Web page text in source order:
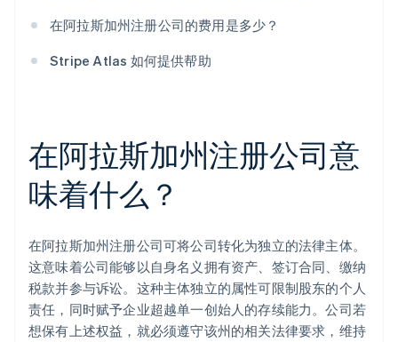
在阿拉斯加州注册公司的费用是多少？
Stripe Atlas 如何提供帮助
在阿拉斯加州注册公司意
味着什么？
在阿拉斯加州注册公司可将公司转化为独立的法律主体。
这意味着公司能够以自身名义拥有资产、签订合同、缴纳
税款并参与诉讼。这种主体独立的属性可限制股东的个人
责任，同时赋予企业超越单一创始人的存续能力。公司若
想保有上述权益，就必须遵守该州的相关法律要求，维持